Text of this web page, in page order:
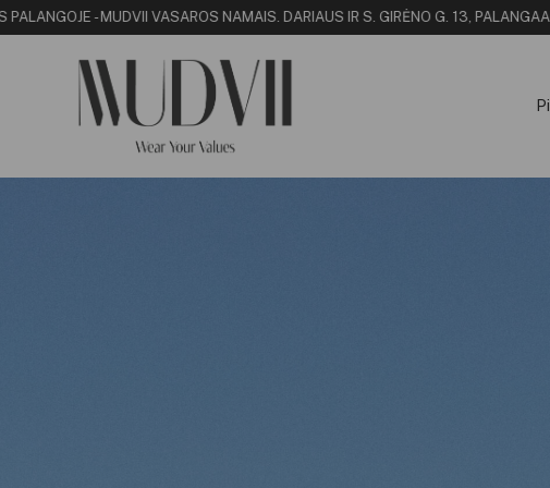
- MUDVII VASAROS NAMAIS. DARIAUS IR S. GIRĖNO G. 13, PALANGA